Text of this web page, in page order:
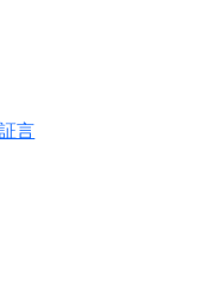
軍)が
たのです。
の総称です。
言